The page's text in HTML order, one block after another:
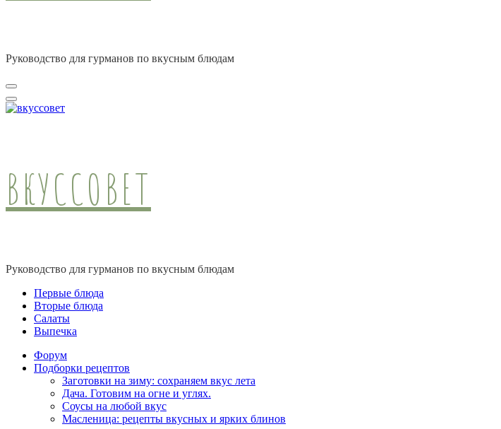
Руководство для гурманов по вкусным блюдам
ВКУССОВЕТ
Руководство для гурманов по вкусным блюдам
Первые блюда
Вторые блюда
Салаты
Выпечка
Форум
Подборки рецептов
Заготовки на зиму: сохраняем вкус лета
Дача. Готовим на огне и углях.
Соусы на любой вкус
Масленица: рецепты вкусных и ярких блинов